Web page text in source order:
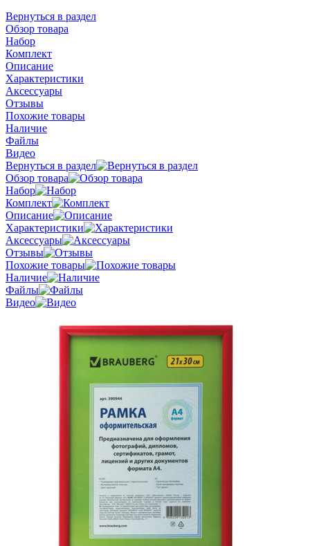
Вернуться в раздел
Обзор товара
Набор
Комплект
Описание
Характеристики
Аксессуары
Отзывы
Похожие товары
Наличие
Файлы
Видео
Вернуться в раздел
Обзор товара
Набор
Комплект
Описание
Характеристики
Аксессуары
Отзывы
Похожие товары
Наличие
Файлы
Видео